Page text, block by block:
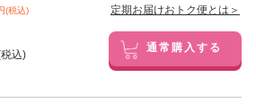
(税込) 定期お届けおトク便とは＞
税込) 通常購入する